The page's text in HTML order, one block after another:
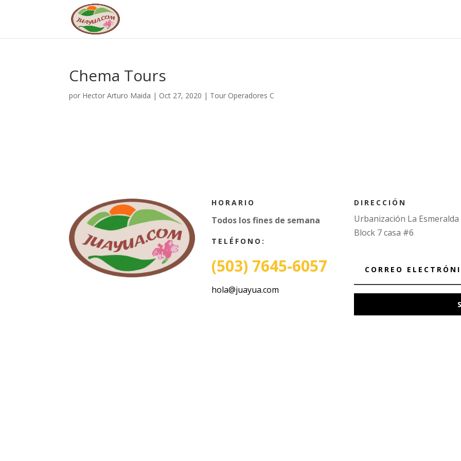
Chema Tours
por Hector Arturo Maida | Oct 27, 2020 | Tour Operadores C
HORARIO
Todos los fines de semana
TELÉFONO:
(503) 7645-6057
hola@juayua.com
DIRECCIÓN
Urbanización La Esmeralda
Block 7 casa #6